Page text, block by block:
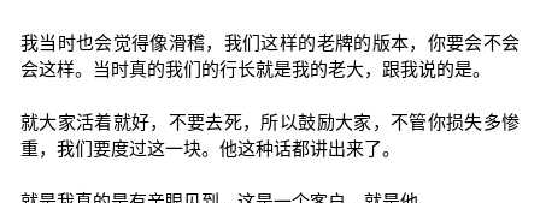
我当时也会觉得像滑稽，我们这样的老牌的版本，你要会不会
会这样。当时真的我们的行长就是我的老大，跟我说的是。
就大家活着就好，不要去死，所以鼓励大家，不管你损失多惨
重，我们要度过这一块。他这种话都讲出来了。